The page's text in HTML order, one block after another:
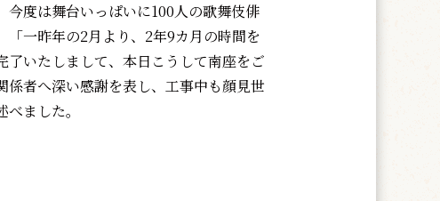
度は舞台いっぱいに100人の歌舞伎俳
一昨年の2月より、2年9カ月の時間を
いたしまして、本日こうして南座をご
者へ深い感謝を表し、工事中も顔見世
ました。